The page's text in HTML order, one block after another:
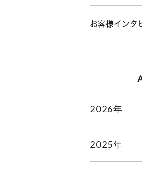
お客様インタ
2026年
2025年